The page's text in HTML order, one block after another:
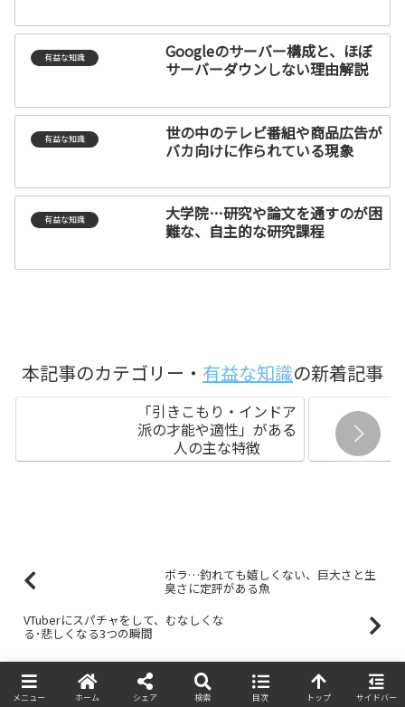
有益な知識
Googleのサーバー構成と、ほぼ
サーバーダウンしない理由解説
有益な知識
世の中のテレビ番組や商品広告が
バカ向けに作られている現象
有益な知識
大学院…研究や論文を通すのが困
難な、自主的な研究課程
本記事のカテゴリー・ 有益な知識の新着記事
「引きこもり・インドア
派の才能や適性」がある
人の主な特徴
ボラ…釣れても嬉しくない、巨大さと生
臭さに定評がある魚
VTuberにスパチャをして、むなしくな
る･悲しくなる3つの瞬間
メニュー ホーム シェア 検索 目次 トップ サイドバー